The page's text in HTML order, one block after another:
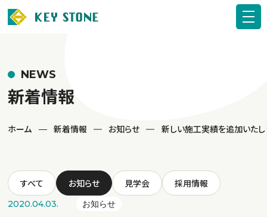
NEWS
新着情報
ホーム 新着情報 お知らせ 新しい施工実績を追加いた
すべて お知らせ 見学会 採用情報
2020.04.03. お知らせ